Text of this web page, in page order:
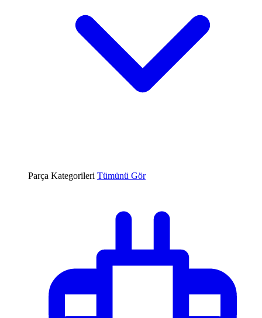
Parça Kategorileri Tümünü Gör